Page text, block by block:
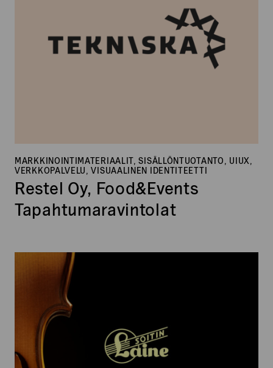
MARKKINOINTIMATERIAALIT, SISÄLLÖNTUOTANTO, UIUX,
VERKKOPALVELU, VISUAALINEN IDENTITEETTI
Restel Oy, Food&Events
Tapahtumaravintolat